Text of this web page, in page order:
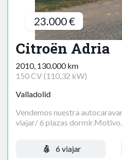
23.000 €
Citroën Adria
2010, 130.000 km
150 CV (110,32 kW)
Valladolid
Vendemos nuestra
viajar/ 6 plazas dormir.Motivo,
6 viajar